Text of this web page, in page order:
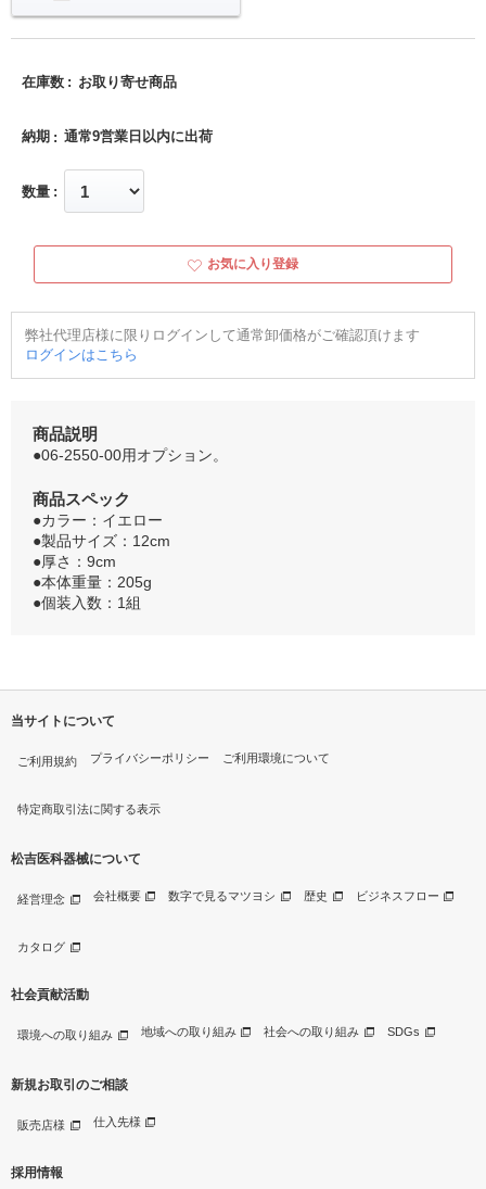
在庫数 お取り寄せ商品
納期 通常9営業日以内に出荷
数量
お気に入り登録
弊社代理店様に限りログインして通常卸価格がご確認頂けます
ログインはこちら
商品説明
●06-2550-00用オプション。
商品スペック
●カラー：イエロー
●製品サイズ：12cm
●厚さ：9cm
●本体重量：205g
●個装入数：1組
当サイトについて
ご利用規約 プライバシーポリシー ご利用環境について
特定商取引法に関する表示
松吉医科器械について
経営理念 会社概要 数字で見るマツヨシ 歴史 ビジネスフロー
カタログ
社会貢献活動
環境への取り組み 地域への取り組み 社会への取り組み SDGs
新規お取引のご相談
販売店様 仕入先様
採用情報